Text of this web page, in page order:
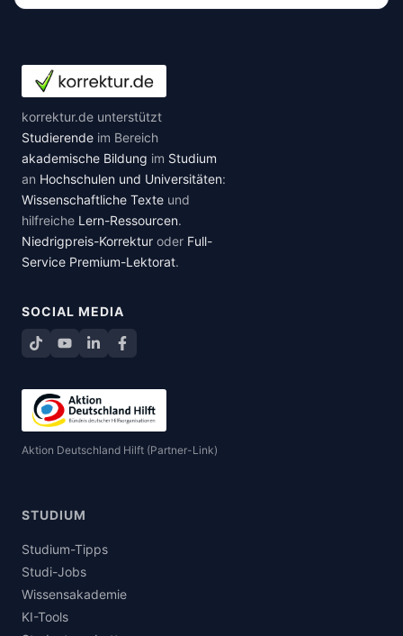
korrektur.de unterstützt
Studierende im Bereich
akademische Bildung im Studium
an Hochschulen und Universitäten:
Wissenschaftliche Texte und
hilfreiche Lern-Ressourcen.
Niedrigpreis-Korrektur oder Full-
Service Premium-Lektorat.
SOCIAL MEDIA
TikTokYouTube
LinkedInFacebook teilen
Aktion Deutschland Hilft (Partner-Link)
STUDIUM
Studium-Tipps
Studi-Jobs
Wissensakademie
KI-Tools